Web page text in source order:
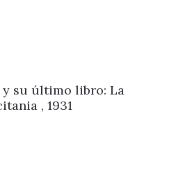
y su último libro: La
, 1931